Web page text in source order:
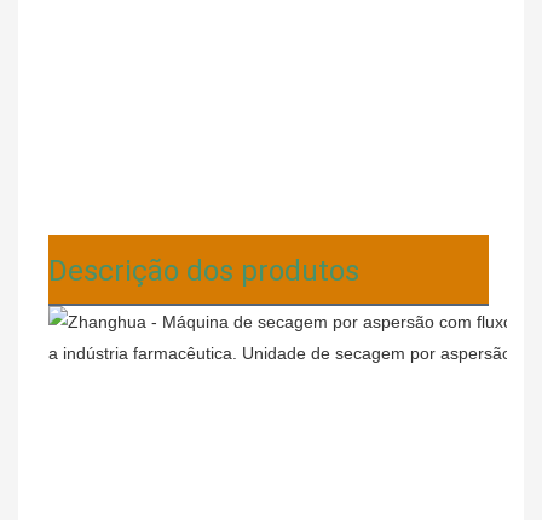
Descrição dos produtos